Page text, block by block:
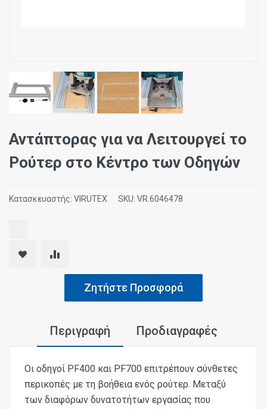
Αντάπτορας για να Λειτουργεί το
Ρούτερ στο Κέντρο των Οδηγών
Κατασκευαστής: VIRUTEX SKU: VR.6046478
Ζητήστε Προσφορά
Περιγραφή Προδιαγραφές
Οι οδηγοί PF400 και PF700 επιτρέπουν σύνθετες
περικοπές με τη βοήθεια ενός ρούτερ. Μεταξύ
των διαφόρων δυνατοτήτων εργασίας που